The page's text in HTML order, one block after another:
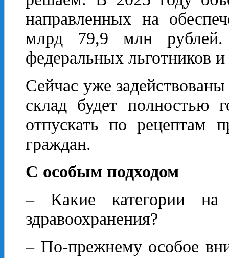
направленных на
млрд 79,9 млн
федеральных льготников
Сейчас уже
склад будет полностью
отпускать по рецептам
граждан.
С особым подходом
– Какие категории на
здравоохранения?
– По-прежнему особое